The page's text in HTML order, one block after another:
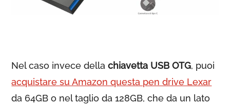
Nel caso invece dellachiavetta USB OTG, puoi
acquistare su Amazon questa pen drive Lexar
da 64GB o nel taglio da 128GB, che da un lato